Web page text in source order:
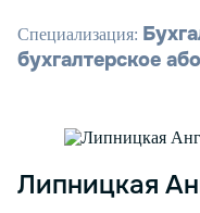
Специализация:
бухгалтерское
Липницкая